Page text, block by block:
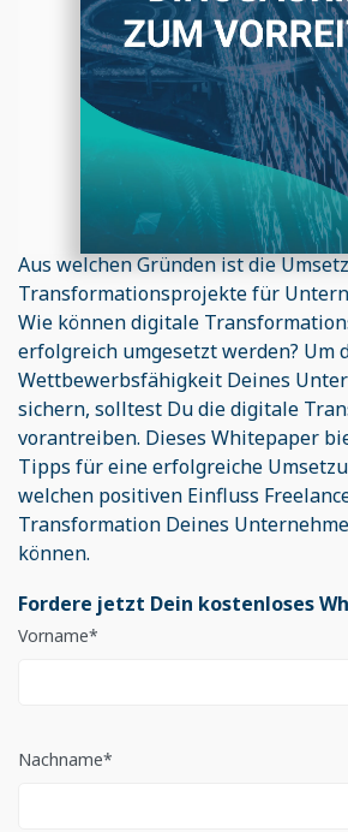
Aus welchen Gründen ist die
Transformationsprojekte für
Wie können digitale
erfolgreich umgesetzt werden? Um
Wettbewerbsfähigkeit Deines
sichern, solltest Du die digitale
vorantreiben. Dieses Whitepaper
Tipps für eine erfolgreiche
welchen positiven Einfluss
Transformation Deines
können.
Fordere jetzt Dein kostenloses
Vorname*
Nachname*